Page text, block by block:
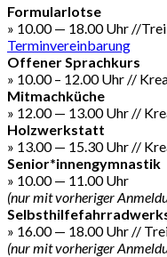
Formularlotse
» 10.00 — 18.00 Uhr //
Terminvereinbarung
Offener Sprachkurs
» 10.00 – 12.00 Uhr //
Mitmachküche
» 12.00 — 13.00 Uhr //
Holzwerkstatt
» 13.00 — 15.30 Uhr //
Senior*innengymnastik
» 10.00 — 11.00 Uhr
(nur mit vorheriger
» 16.00 — 18.00 Uhr //
(nur mit vorheriger